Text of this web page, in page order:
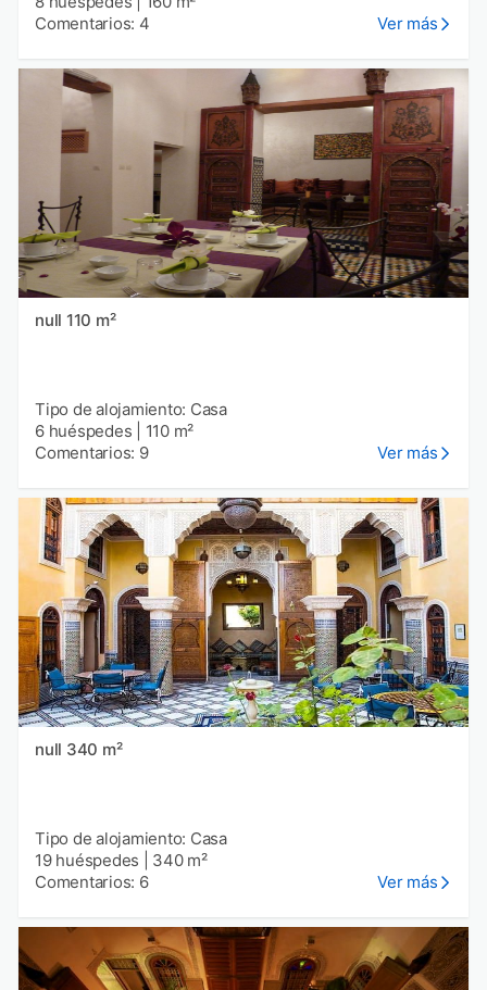
Comentarios: 4
Ver más
null 110 m²
Tipo de alojamiento: Casa
6 huéspedes
110 m²
Comentarios: 9
Ver más
null 340 m²
Tipo de alojamiento: Casa
19 huéspedes
340 m²
Comentarios: 6
Ver más